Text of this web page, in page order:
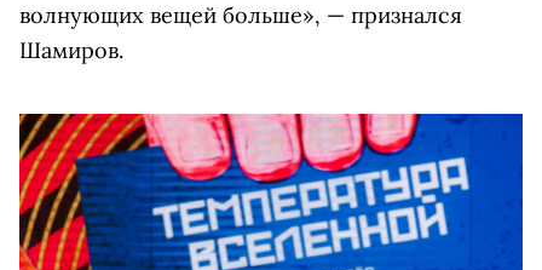
волнующих вещей больше», — признался
Шамиров.